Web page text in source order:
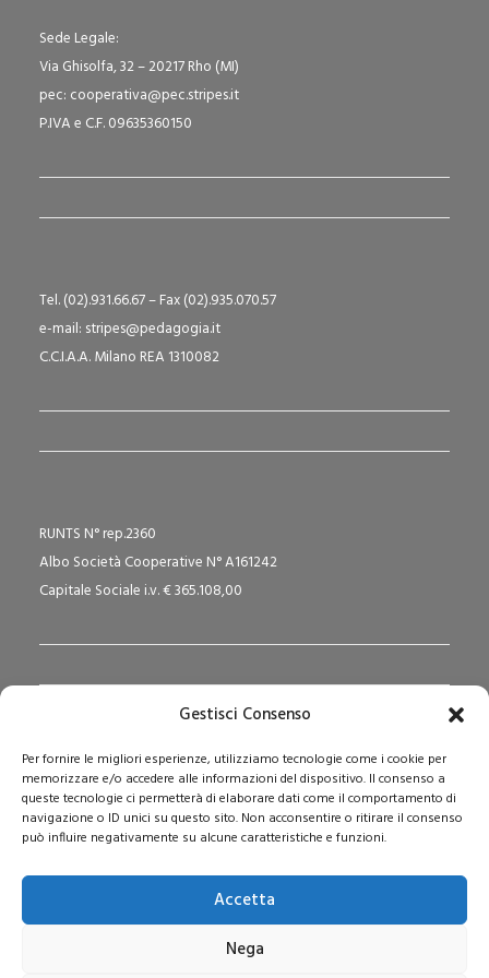
Gestisci Consenso
Per fornire le migliori esperienze, utilizziamo tecnologie come i cookie per
memorizzare e/o accedere alle informazioni del dispositivo. Il consenso a
queste tecnologie ci permetterà di elaborare dati come il comportamento di
navigazione o ID unici su questo sito. Non acconsentire o ritirare il consenso
può influire negativamente su alcune caratteristiche e funzioni.
Accetta
Nega
Sede Legale:
Via Ghisolfa, 32 – 20217 Rho (MI)
pec: cooperativa@pec.stripes.it
P.IVA e C.F. 09635360150
Tel. (02).931.66.67 – Fax (02).935.070.57
e-mail: stripes@pedagogia.it
C.C.I.A.A. Milano REA 1310082
RUNTS N° rep.2360
Albo Società Cooperative N° A161242
Capitale Sociale i.v. € 365.108,00
Via San Domenico Savio, 6 – 20017 Rho (MI)
Reg. Tribunale: n. 187 del 29/03/97 | ISSN: 1593-2259
Web:www.pedagogia.it